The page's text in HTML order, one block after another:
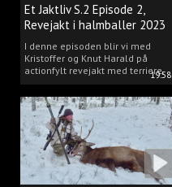
19:58
Et Jaktliv S.2 Episode 2,
Revejakt i halmballer 2023
I denne episoden blir vi med
Kristoffer og Knut Harald på
actionfylt revejakt med terriere.